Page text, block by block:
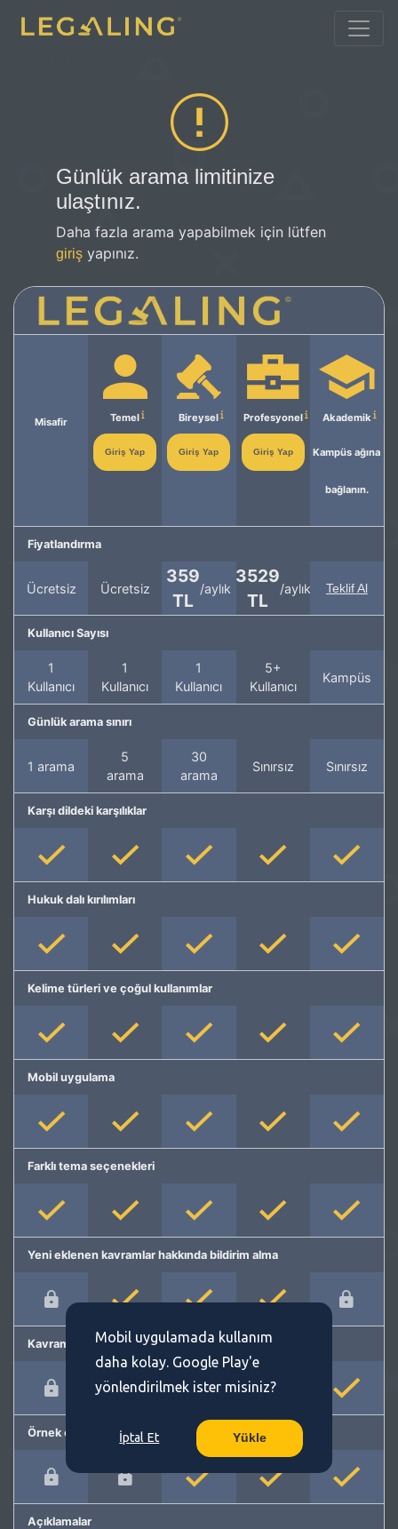
Günlük arama limitinize
ulaştınız.
Daha fazla arama yapabilmek için lütfen
giriş yapınız.
Misafir Temel
Giriş Yap
Bireysel
Giriş Yap
Profesyonel
Giriş Yap
Akademik
Kampüs ağına
bağlanın.
Fiyatlandırma
Ücretsiz Ücretsiz
359
TL
/aylık
3529
TL
/aylık Teklif Al
Kullanıcı Sayısı
1
Kullanıcı
1
Kullanıcı
1
Kullanıcı
5+
Kullanıcı
Kampüs
Günlük arama sınırı
1 arama
5
arama
30
arama
Sınırsız Sınırsız
Karşı dildeki karşılıklar
Hukuk dalı kırılımları
Kelime türleri ve çoğul kullanımlar
Mobil uygulama
Farklı tema seçenekleri
Yeni eklenen kavramlar hakkında bildirim alma
Kavram önerme
Örnek cümleler
Açıklamalar
Mobil uygulamada kullanım
daha kolay. Google Play'e
yönlendirilmek ister misiniz?
İptal Et Yükle